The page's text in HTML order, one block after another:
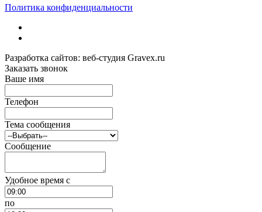
Политика конфиденциальности
Разработка сайтов: веб-студия Gravex.ru
Заказать звонок
Ваше имя
Телефон
Тема сообщения
Сообщение
Удобное время c
по